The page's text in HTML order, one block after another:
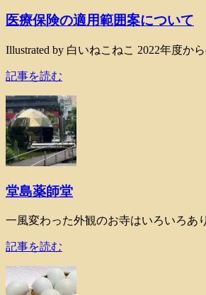
医療保険の適用範囲案について
Illustrated by 白いねこねこ 2022年度
記事を読む
堂島薬師堂
一風変わった外観のお寺はいろいろあ
記事を読む